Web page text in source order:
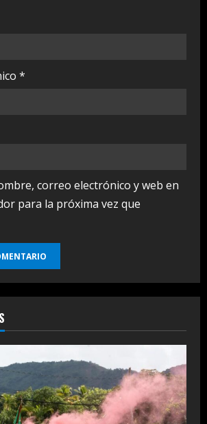
*
correo electrónico y web en
para la próxima vez que